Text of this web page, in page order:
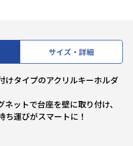
サイズ・詳細
けタイプのアクリルキーホルダ
ットで台座を壁に取り付け、
運びがスマートに！